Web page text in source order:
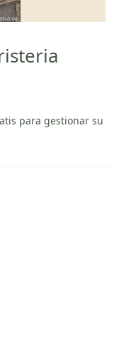
para gestionar su